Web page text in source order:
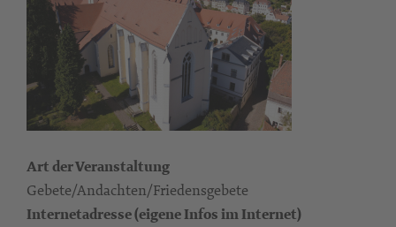
Art der Veranstaltung
Gebete/Andachten/Friedensgebete
Internetadresse (eigene Infos im Internet)